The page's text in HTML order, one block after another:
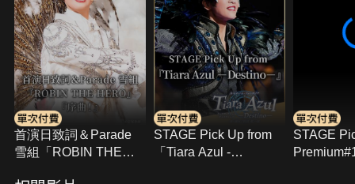
首演日致詞＆Parade
雪組「ROBIN THE
STAGE Pick Up from
「Tiara Azul -
STAGE